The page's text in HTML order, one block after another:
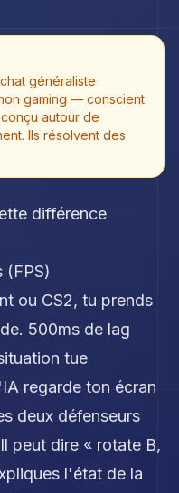
généraliste
gaming — conscient
autour de
Ils résolvent des
différence
(FPS)
ou CS2, tu prends
500ms de lag
tue
regarde ton écran
deux défenseurs
peut dire « rotate B,
l'état de la